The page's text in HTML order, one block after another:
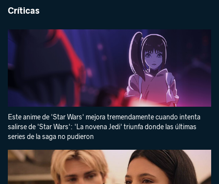
Críticas
Este anime de 'Star Wars' mejora tremendamente cuando intenta
salirse de 'Star Wars': 'La novena Jedi' triunfa donde las últimas
series de la saga no pudieron